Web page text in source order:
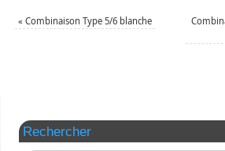
« Combinaison Type 5/6 blanche
Rechercher